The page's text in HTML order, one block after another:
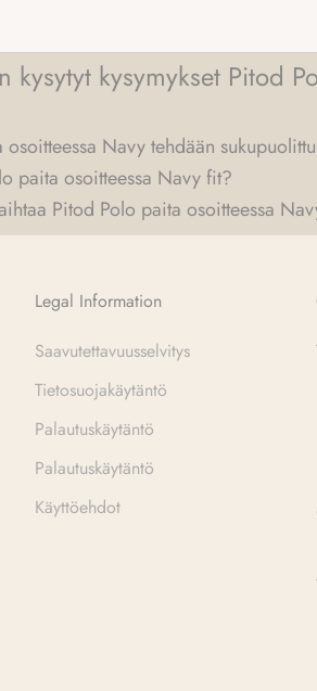
kysytyt kysymykset Pitod
Navy tehdään
paita osoitteessa Navy fit?
Pitod Polo paita osoitteessa
Legal Information
Saavutettavuusselvitys
Tietosuojakäytäntö
Palautuskäytäntö
Palautuskäytäntö
Käyttöehdot